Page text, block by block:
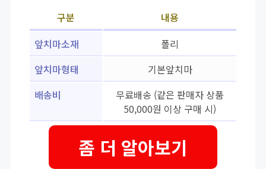
구분
내용
앞치마소재
폴리
앞치마형태
기본앞치마
배송비
무료배송 (같은 판매자 상품
50,000원 이상 구매 시)
좀 더 알아보기